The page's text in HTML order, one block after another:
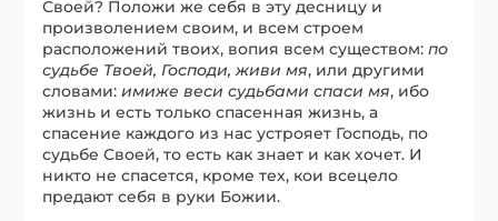
Своей? Положи же себя в эту десницу и
произволением своим, и всем строем
расположений твоих, вопия всем существом:по
судьбе Твоей, Господи, живи мя, или другими
словами:имиже веси судьбами спаси мя, ибо
жизнь и есть только спасенная жизнь, а
спасение каждого из нас устрояет Господь, по
судьбе Своей, то есть как знает и как хочет. И
никто не спасется, кроме тех, кои всецело
предают себя в руки Божии.